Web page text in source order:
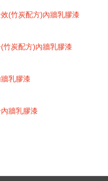
(竹炭配方)內牆乳膠漆
竹炭配方)內牆乳膠漆
乳膠漆
牆乳膠漆